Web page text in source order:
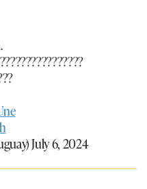
July 6, 2024